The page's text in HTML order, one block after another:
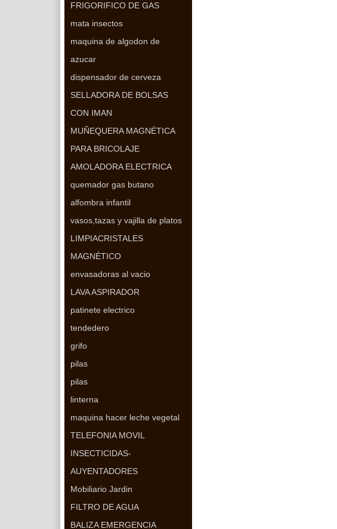
FRIGORIFICO DE GAS
mata insectos
maquina de algodon de
azucar
dispensador de cerveza
SELLADORA DE BOLSAS
CON IMAN
MUÑEQUERA MAGNÉTICA
PARA BRICOLAJE
AMOLADORA ELECTRICA
quemador gas butano
alfombra infantil
vasos,tazas y vajilla de platos
LIMPIACRISTALES
MAGNÉTICO
envasadoras al vacio
LAVA ASPIRADOR
patinete electrico
tendedero
grifo
pilas
pilas
linterna
maquina hacer leche vegetal
TELEFONIA MOVIL
INSECTICIDAS-
AUYENTADORES
Mobiliario Jardin
FILTRO DE AGUA
BALIZA EMERGENCIA